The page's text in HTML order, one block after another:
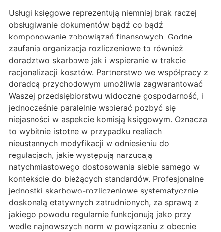
Usługi księgowe reprezentują niemniej brak raczej
obsługiwanie dokumentów bądź co bądź
komponowanie zobowiązań finansowych. Godne
zaufania organizacja rozliczeniowe to również
doradztwo skarbowe jak i wspieranie w trakcie
racjonalizacji kosztów. Partnerstwo we współpracy z
doradcą przychodowym umożliwia zagwarantować
Waszej przedsiębiorstwu widoczne gospodarność, i
jednocześnie paralelnie wspierać pozbyć się
niejasności w aspekcie komisją księgowym. Oznacza
to wybitnie istotne w przypadku realiach
nieustannych modyfikacji w odniesieniu do
regulacjach, jakie występują narzucają
natychmiastowego dostosowania siebie samego w
kontekście do bieżących standardów. Profesjonalne
jednostki skarbowo-rozliczeniowe systematycznie
doskonalą etatywnych zatrudnionych, za sprawą z
jakiego powodu regularnie funkcjonują jako przy
wedle najnowszych norm w powiązaniu z obecnie